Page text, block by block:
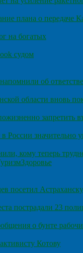
плана о передаче
на богатых
судом
об
области вновь
запретить
России значительно
кому теперь
Здоровье
посетил
пострадали 23
о бунте
Котову